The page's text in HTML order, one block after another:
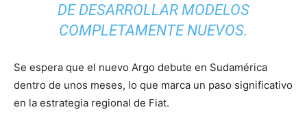
DE DESARROLLAR MODELOS
COMPLETAMENTE NUEVOS.
Se espera que el nuevo Argo debute en Sudamérica
dentro de unos meses, lo que marca un paso significativo
en la estrategia regional de Fiat.